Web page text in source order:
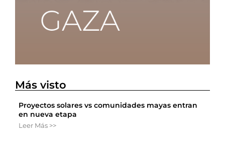
Más visto
Proyectos solares vs comunidades mayas entran
en nueva etapa
Leer Más >>